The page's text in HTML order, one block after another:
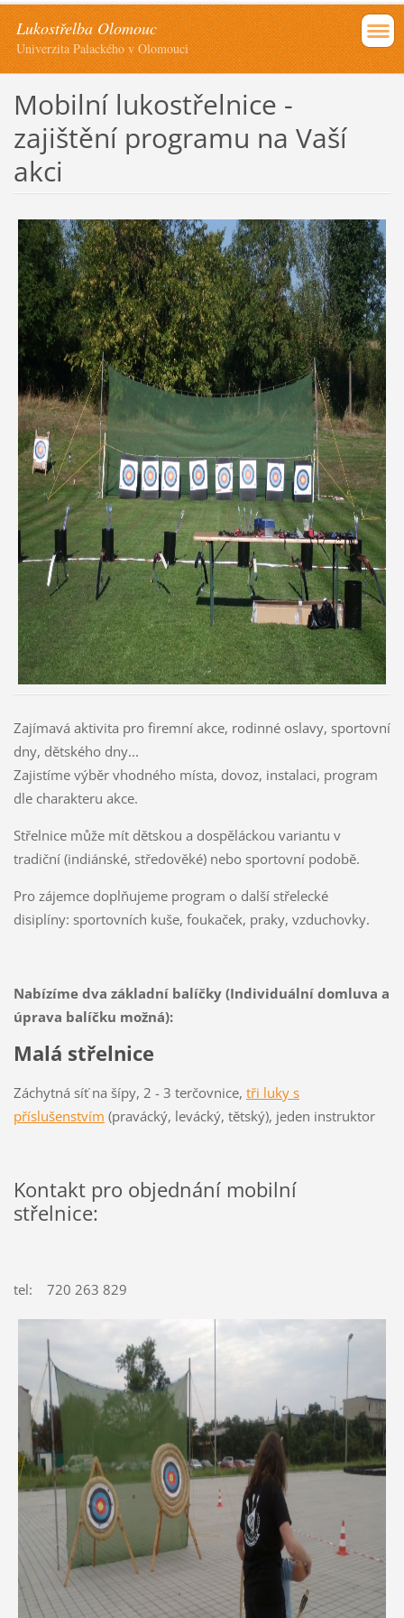
Lukostřelba Olomouc
Univerzita Palackého v Olomouci
Mobilní lukostřelnice -
zajištění programu na Vaší
akci
Zajímavá aktivita pro firemní akce, rodinné oslavy, sportovní
dny, dětského dny...
Zajistíme výběr vhodného místa, dovoz, instalaci, program
dle charakteru akce.
Střelnice může mít dětskou a dospěláckou variantu v
tradiční (indiánské, středověké) nebo sportovní podobě.
Pro zájemce doplňujeme program o další střelecké
disiplíny: sportovních kuše, foukaček, praky, vzduchovky.
Nabízíme dva základní balíčky (Individuální domluva a
úprava balíčku možná):
Malá střelnice
Záchytná síť na šípy, 2 - 3 terčovnice, tři luky s
příslušenstvím (pravácký, levácký, tětský), jeden instruktor
Kontakt pro objednání mobilní
střelnice:
tel: 720 263 829